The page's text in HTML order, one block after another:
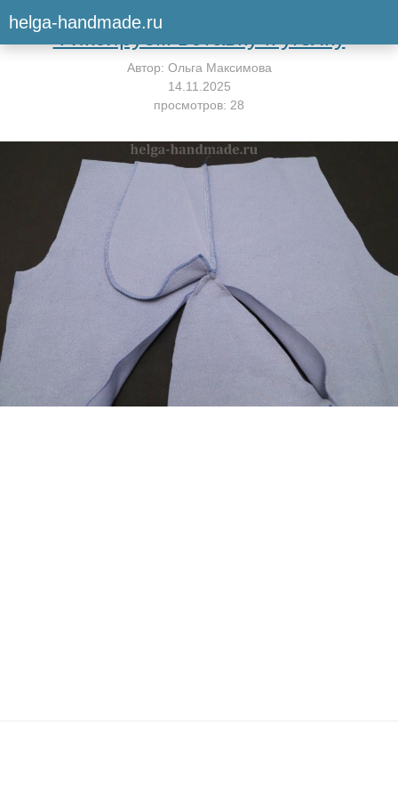
helga-handmade.ruВернуться к мастер-классу
Фиксируем вставку к уголку
Автор: Ольга Максимова
14.11.2025
просмотров: 28